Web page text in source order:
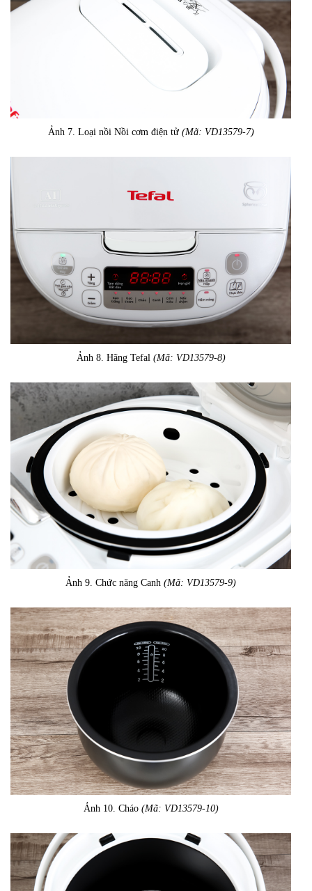
Ảnh 7. Loại nồi Nồi cơm điện tử (Mã: VD13579-7)
Ảnh 8. Hãng Tefal (Mã: VD13579-8)
Ảnh 9. Chức năng Canh (Mã: VD13579-9)
Ảnh 10. Cháo (Mã: VD13579-10)